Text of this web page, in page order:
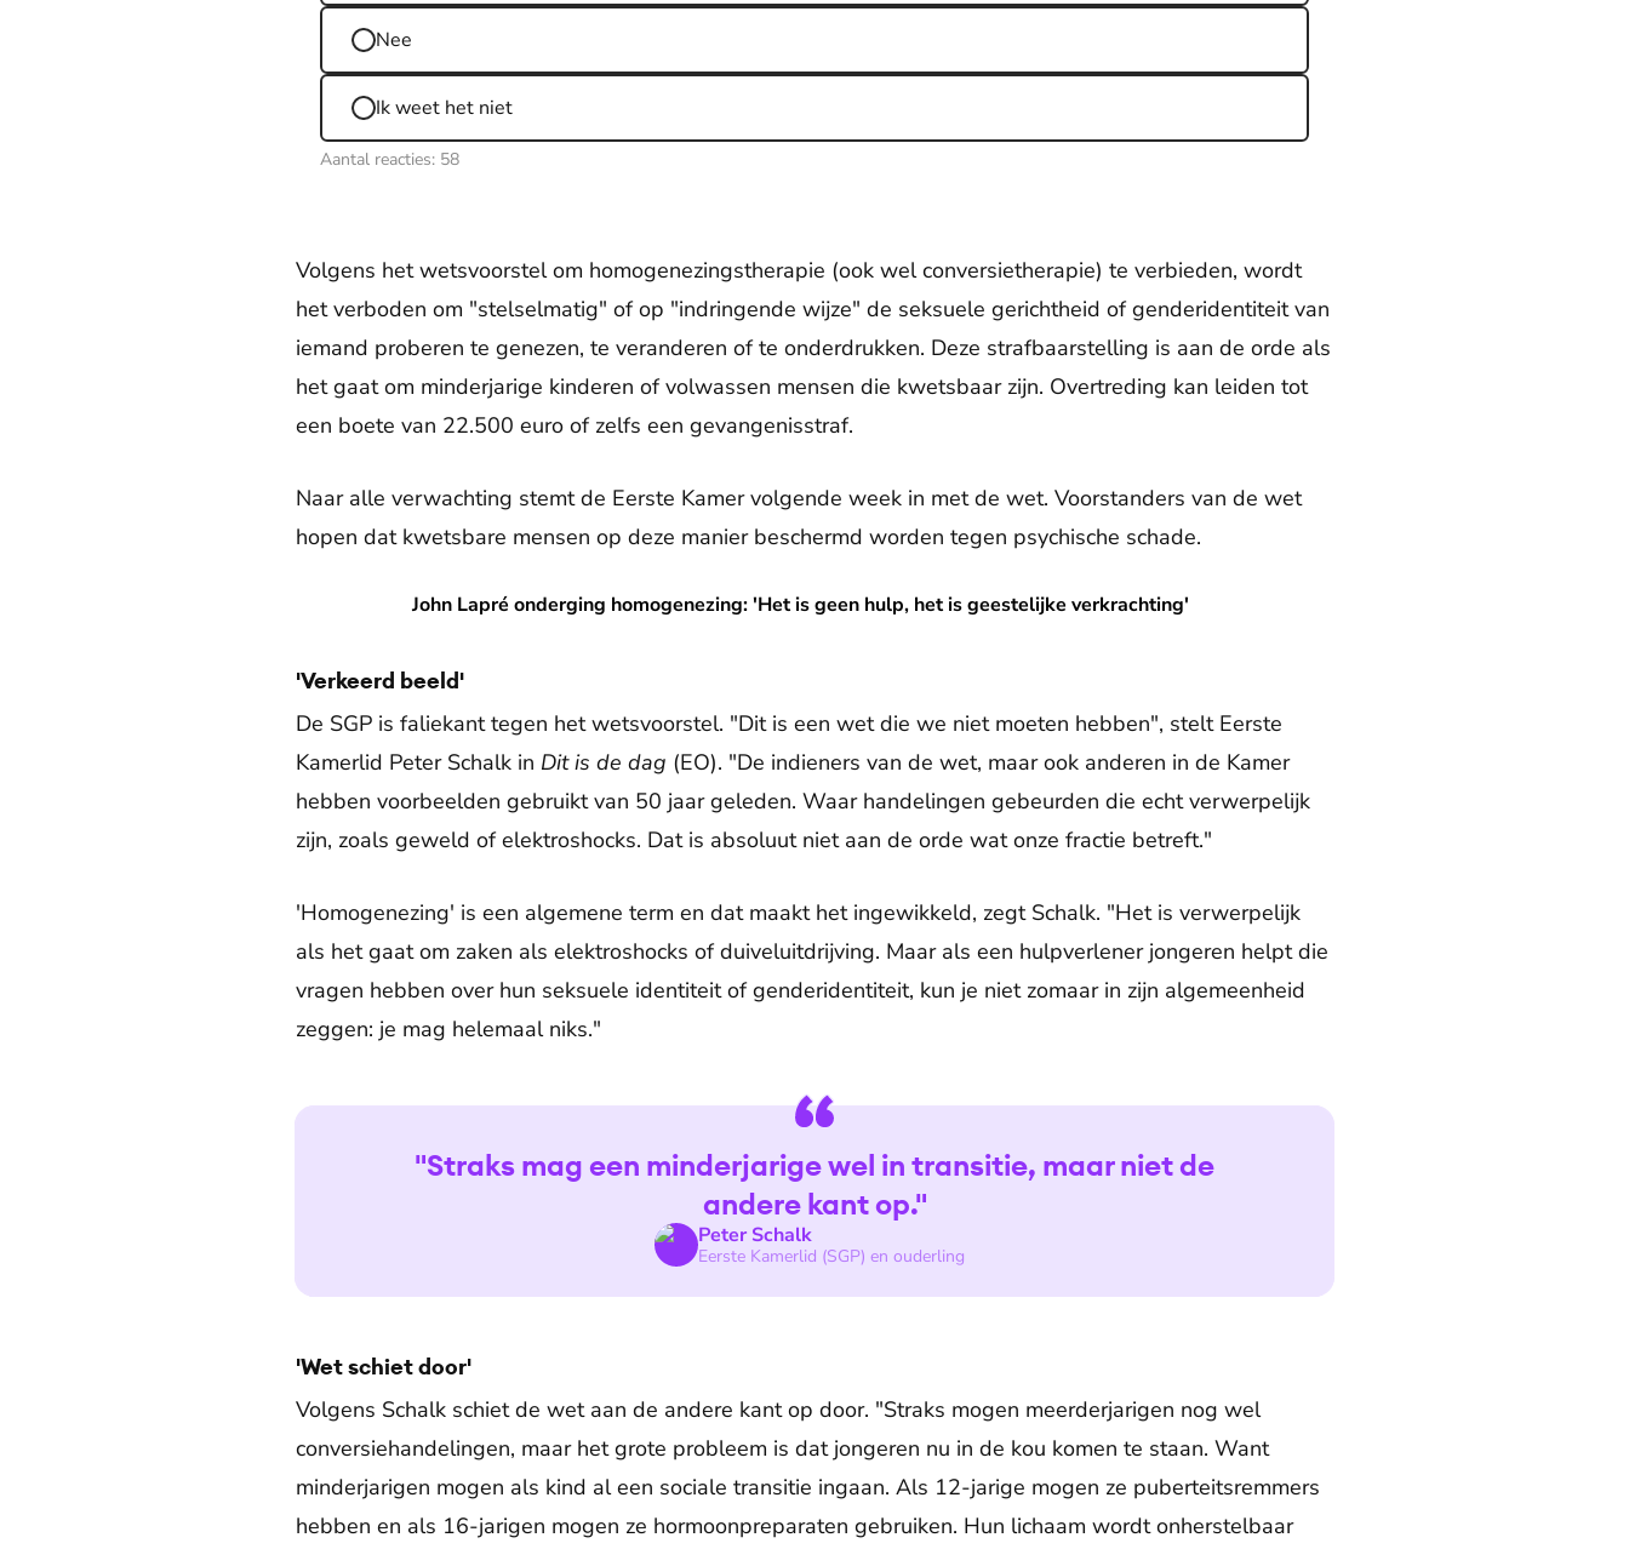
Nee
Ik weet het niet
Aantal reacties: 58
Volgens het wetsvoorstel om homogenezingstherapie (ook wel conversietherapie) te verbieden, wordt
het verboden om "stelselmatig" of op "indringende wijze" de seksuele gerichtheid of genderidentiteit van
iemand proberen te genezen, te veranderen of te onderdrukken. Deze strafbaarstelling is aan de orde als
het gaat om minderjarige kinderen of volwassen mensen die kwetsbaar zijn. Overtreding kan leiden tot
een boete van 22.500 euro of zelfs een gevangenisstraf.
Naar alle verwachting stemt de Eerste Kamer volgende week in met de wet. Voorstanders van de wet
hopen dat kwetsbare mensen op deze manier beschermd worden tegen psychische schade.
John Lapré onderging homogenezing: 'Het is geen hulp, het is geestelijke verkrachting'
John Lapré onderging homogenezing: 'Het is geen hulp, het is geestelijke verkrachting'
'Verkeerd beeld'
De SGP is faliekant tegen het wetsvoorstel. "Dit is een wet die we niet moeten hebben", stelt Eerste
Kamerlid Peter Schalk in Dit is de dag (EO). "De indieners van de wet, maar ook anderen in de Kamer
hebben voorbeelden gebruikt van 50 jaar geleden. Waar handelingen gebeurden die echt verwerpelijk
zijn, zoals geweld of elektroshocks. Dat is absoluut niet aan de orde wat onze fractie betreft."
'Homogenezing' is een algemene term en dat maakt het ingewikkeld, zegt Schalk. "Het is verwerpelijk
als het gaat om zaken als elektroshocks of duiveluitdrijving. Maar als een hulpverlener jongeren helpt die
vragen hebben over hun seksuele identiteit of genderidentiteit, kun je niet zomaar in zijn algemeenheid
zeggen: je mag helemaal niks."
Peter Schalk
Eerste Kamerlid (SGP) en ouderling
"Straks mag een minderjarige wel in transitie, maar niet de
andere kant op."
'Wet schiet door'
Volgens Schalk schiet de wet aan de andere kant op door. "Straks mogen meerderjarigen nog wel
conversiehandelingen, maar het grote probleem is dat jongeren nu in de kou komen te staan. Want
minderjarigen mogen als kind al een sociale transitie ingaan. Als 12-jarige mogen ze puberteitsremmers
hebben en als 16-jarigen mogen ze hormoonpreparaten gebruiken. Hun lichaam wordt onherstelbaar